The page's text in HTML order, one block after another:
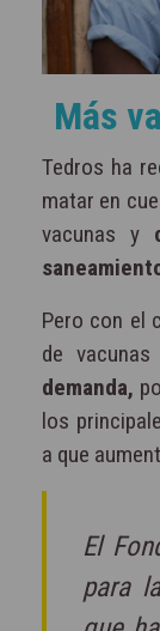
Más
Tedros ha
matar en
vacunas y
Pero con el
de vacunas
demanda,
los
a que
El
para